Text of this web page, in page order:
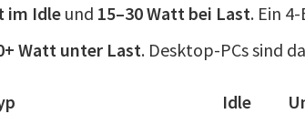
im Idleund 15–30 Watt bei Last. Ein
Watt unter Last. Desktop-PCs sind
Idle